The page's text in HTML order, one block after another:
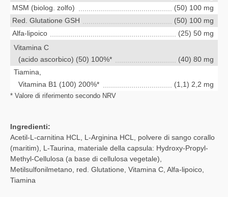
MSM (biolog. zolfo)
(50) 100 mg
Red. Glutatione GSH
(50) 100 mg
Alfa-lipoico
(25) 50 mg
Vitamina C
(acido ascorbico) (50) 100%*
(40) 80 mg
Tiamina,
Vitamina B1 (100) 200%*
(1,1) 2,2 mg
* Valore di riferimento secondo NRV
Ingredienti:
Acetil-L-carnitina HCL, L-Arginina HCL, polvere di sango corallo
(maritim), L-Taurina, materiale della capsula: Hydroxy-Propyl-
Methyl-Cellulosa (a base di cellulosa vegetale),
Metilsulfonilmetano, red. Glutatione, Vitamina C, Alfa-lipoico,
Tiamina